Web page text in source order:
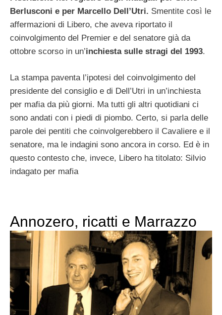
Berlusconi e per Marcello Dell’Utri. Smentite così le
affermazioni di Libero, che aveva riportato il
coinvolgimento del Premier e del senatore già da
ottobre scorso in un’inchiesta sulle stragi del 1993.
La stampa paventa l’ipotesi del coinvolgimento del
presidente del consiglio e di Dell’Utri in un’inchiesta
per mafia da più giorni. Ma tutti gli altri quotidiani ci
sono andati con i piedi di piombo. Certo, si parla delle
parole dei pentiti che coinvolgerebbero il Cavaliere e il
senatore, ma le indagini sono ancora in corso. Ed è in
questo contesto che, invece, Libero ha titolato: Silvio
indagato per mafia
Annozero, ricatti e Marrazzo